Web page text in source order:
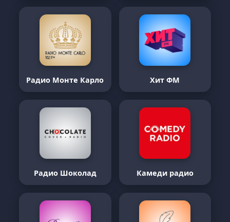
Радио Монте Карло Хит ФМ
Радио Шоколад Камеди радио